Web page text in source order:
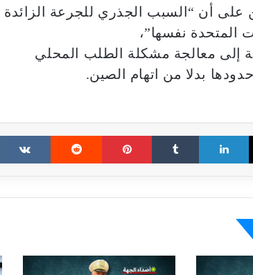
على أن “السبب الجذري للجرعة الزائدة
المتحدة نفسها”،
إلى معالجة مشكلة الطلب المحلي
بدلا من اتهام الصين.
X
LinkedIn
Tumblr
Pinterest
Reddit